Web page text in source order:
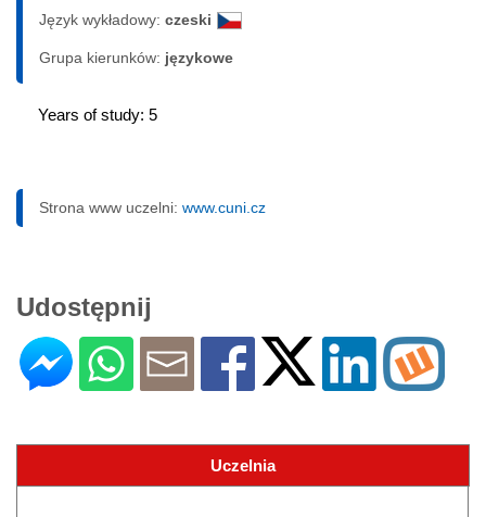
Język wykładowy: czeski
Grupa kierunków: językowe
Years of study: 5
Strona www uczelni: www.cuni.cz
Udostępnij
Uczelnia